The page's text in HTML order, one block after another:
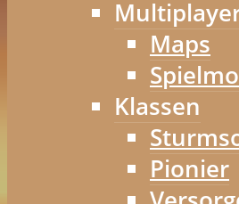
Maps
Klassen
Pionier